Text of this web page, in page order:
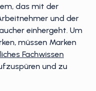
das mit der
und der
einhergeht. Um
müssen Marken
Fachwissen
und zu